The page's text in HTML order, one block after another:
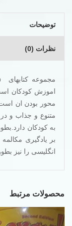
توضیحات
نظرات (0)
اموزش کودکان
محور بودن ان
متنوع و جذاب و
به کودکان
بر یادگیری
انگلیسی را نیز
محصولات مرتبط